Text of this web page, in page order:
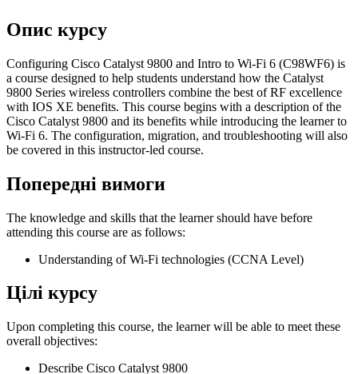
Опис курсу
Configuring Cisco Catalyst 9800 and Intro to Wi-Fi 6 (C98WF6) is
a course designed to help students understand how the Catalyst
9800 Series wireless controllers combine the best of RF excellence
with IOS XE benefits. This course begins with a description of the
Cisco Catalyst 9800 and its benefits while introducing the learner to
Wi-Fi 6. The configuration, migration, and troubleshooting will also
be covered in this instructor-led course.
Попередні вимоги
The knowledge and skills that the learner should have before
attending this course are as follows:
Understanding of Wi-Fi technologies (CCNA Level)
Цілі курсу
Upon completing this course, the learner will be able to meet these
overall objectives:
Describe Cisco Catalyst 9800